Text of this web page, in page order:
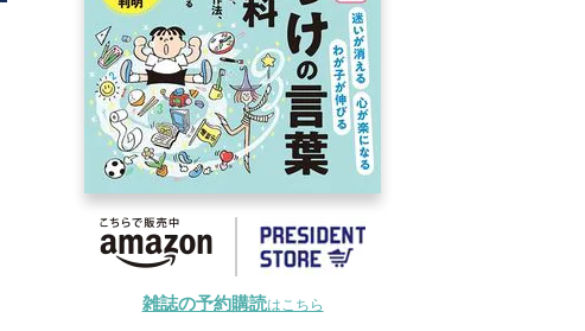
雑誌の予約購読はこちら